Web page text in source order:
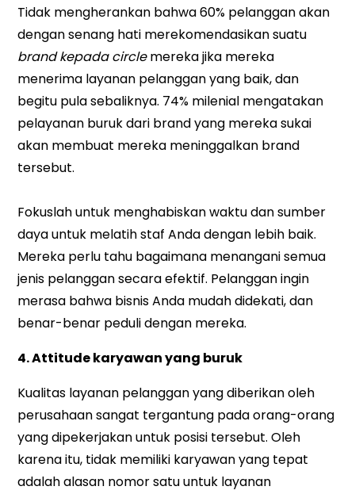
Tidak mengherankan bahwa 60% pelanggan akan
dengan senang hati merekomendasikan suatu
brand kepada circlemereka jika mereka
menerima layanan pelanggan yang baik, dan
begitu pula sebaliknya. 74% milenial mengatakan
pelayanan buruk dari brand yang mereka sukai
akan membuat mereka meninggalkan brand
tersebut.
Fokuslah untuk menghabiskan waktu dan sumber
daya untuk melatih staf Anda dengan lebih baik.
Mereka perlu tahu bagaimana menangani semua
jenis pelanggan secara efektif. Pelanggan ingin
merasa bahwa bisnis Anda mudah didekati, dan
benar-benar peduli dengan mereka.
4. Attitude karyawan yang buruk
Kualitas layanan pelanggan yang diberikan oleh
perusahaan sangat tergantung pada orang-orang
yang dipekerjakan untuk posisi tersebut. Oleh
karena itu, tidak memiliki karyawan yang tepat
adalah alasan nomor satu untuk layanan